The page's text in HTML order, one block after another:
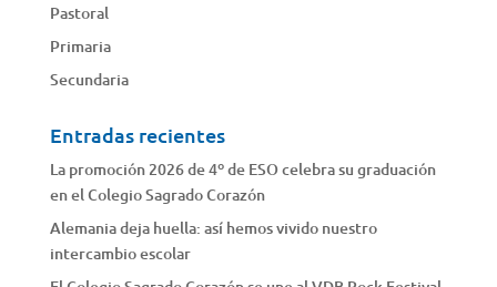
Pastoral
Primaria
Secundaria
Entradas recientes
La promoción 2026 de 4º de ESO celebra su graduación
en el Colegio Sagrado Corazón
Alemania deja huella: así hemos vivido nuestro
intercambio escolar